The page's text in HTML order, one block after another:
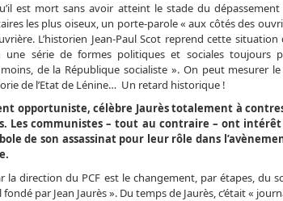
est mort sans avoir atteint le stade du
les plus oiseux, un porte-parole « aux côtés des
L’historien Jean-Paul Scot reprend cette situation
série de formes politiques et sociales toujours
de la République socialiste ». On peut mesurer le
de l’Etat de Lénine… Un retard historique !
opportuniste, célèbre Jaurès totalement à
Les communistes – tout au contraire – ont
de son assassinat pour leur rôle dans
direction du PCF est le changement, par étapes, du
par Jean Jaurès ». Du temps de Jaurès, c’était «